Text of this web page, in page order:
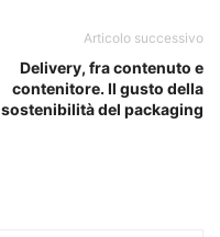
Articolo successivo
Delivery, fra contenuto e
contenitore. Il gusto della
sostenibilità del packaging